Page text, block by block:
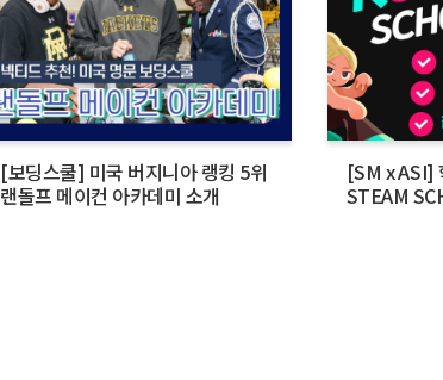
[보딩스쿨] 미국 버지니아 랭킹 5위
랜돌프 메이컨 아카데미 소개
[SM x ASI]
STEAM